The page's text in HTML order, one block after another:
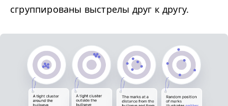
сгруппированы выстрелы друг к другу.